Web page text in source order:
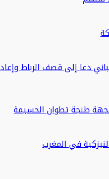
دعا إلى قصف الرباط
طنجة تطوان الحسيمة
في المغرب